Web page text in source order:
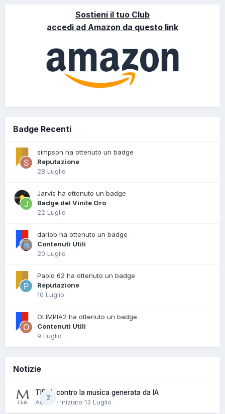
Sostieni il tuo Club
accedi ad Amazon da questo link
Badge Recenti
simpson ha ottenuto un badge
Reputazione
28 Luglio
Jarvis ha ottenuto un badge
Badge del Vinile Oro
22 Luglio
dariob ha ottenuto un badge
Contenuti Utili
20 Luglio
Paolo 62 ha ottenuto un badge
Reputazione
10 Luglio
OLIMPIA2 ha ottenuto un badge
Contenuti Utili
9 Luglio
Notizie
2
TIDAL contro la musica generata da IA
Admin · Iniziato 13 Luglio